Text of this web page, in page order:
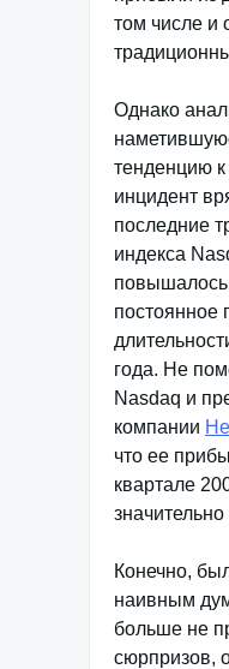
том числе и
Однако
тенденцию к
инцидент
последние
индекса
постоянное
года. Не
Nasdaq и
компании
что ее
квартале
Конечно,
наивным
больше не
сюрпризов,